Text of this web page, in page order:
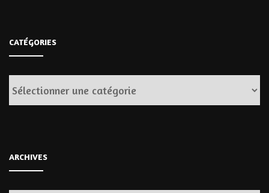
CATÉGORIES
Catégories
ARCHIVES